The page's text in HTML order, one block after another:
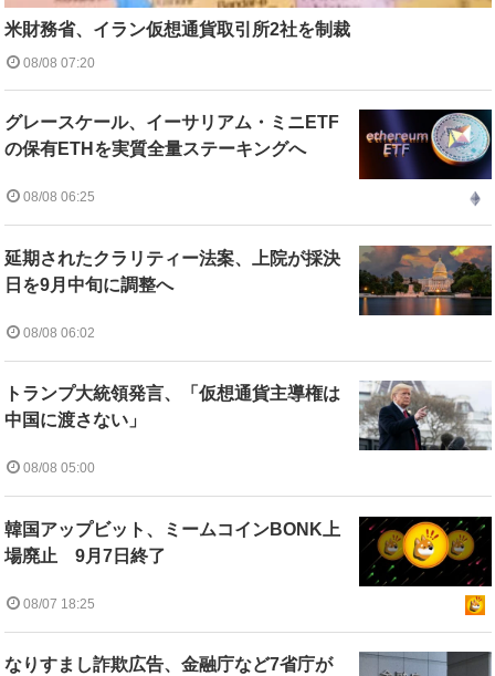
米財務省、イラン仮想通貨取引所2社を制裁
08/08 07:20
グレースケール、イーサリアム・ミニETF
の保有ETHを実質全量ステーキングへ
08/08 06:25
延期されたクラリティー法案、上院が採決
日を9月中旬に調整へ
08/08 06:02
トランプ大統領発言、「仮想通貨主導権は
中国に渡さない」
08/08 05:00
韓国アップビット、ミームコインBONK上
場廃止 9月7日終了
08/07 18:25
なりすまし詐欺広告、金融庁など7省庁が